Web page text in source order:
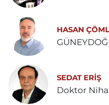
HASAN
SEDAT ERİŞ